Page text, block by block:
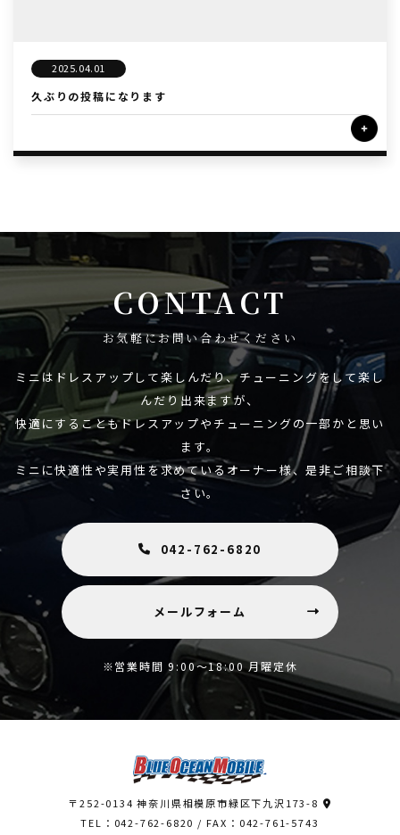
2025.04.01
久ぶりの投稿になります
CONTACT
お気軽にお問い合わせください
ミニはドレスアップして楽しんだり、チューニングをして楽し
んだり出来ますが、
快適にすることもドレスアップやチューニングの一部かと思い
ます。
ミニに快適性や実用性を求めているオーナー様、是非ご相談下
さい。
042-762-6820
メールフォーム
※営業時間 9:00～18:00 月曜定休
〒252-0134 神奈川県相模原市緑区下九沢173-8
TEL：042-762-6820 / FAX：042-761-5743